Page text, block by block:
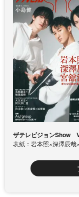
ザテレビジョンShow
表紙：岩本照×深澤辰哉